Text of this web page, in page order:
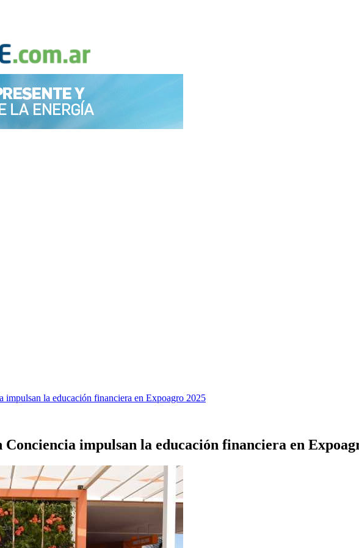
la educación financiera en Expoagro 2025
impulsan la educación financiera en